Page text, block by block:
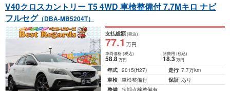
V40クロスカントリー T5 4WD 車検整備付 7.7Mキロ ナビ
フルセグ（DBA-MB5204T）
支払総額(税込)
77.1 万円
車両価格(税込)
58.8万円
諸費用 (税込)
18.3 万円
年式 2015(H27) 走行 7.7万km
車検 車検整備付 保証 あり
整備 定期点検整備有